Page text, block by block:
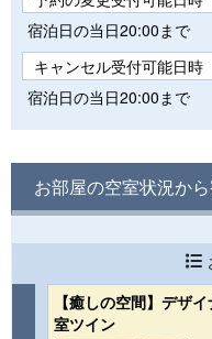
宿泊日の当日20:00まで
キャンセル受付可能日時
宿泊日の当日20:00まで
お部屋の空室状況か
【癒しの空間】デザ
室ツイン